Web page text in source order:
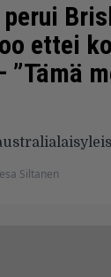
ettei
”Tämä
Siltanen